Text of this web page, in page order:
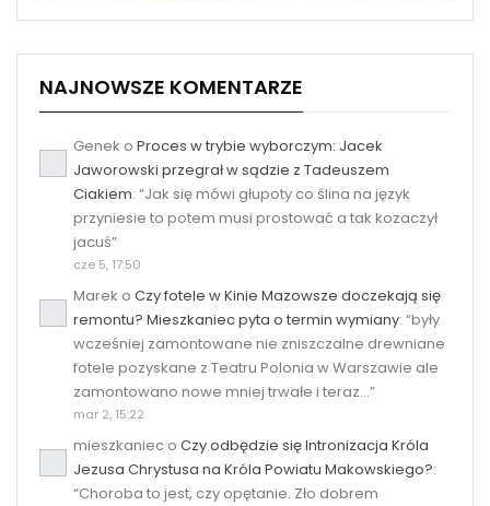
NAJNOWSZE KOMENTARZE
Genek o Proces w trybie wyborczym: Jacek
Jaworowski przegrał w sądzie z Tadeuszem
Ciakiem: “Jak się mówi głupoty co ślina na język
przyniesie to potem musi prostować a tak kozaczył
jacuś”
cze 5, 17:50
Marek o Czy fotele w Kinie Mazowsze doczekają się
remontu? Mieszkaniec pyta o termin wymiany: “były
wcześniej zamontowane nie zniszczalne drewniane
fotele pozyskane z Teatru Polonia w Warszawie ale
zamontowano nowe mniej trwałe i teraz…”
mar 2, 15:22
mieszkaniec o Czy odbędzie się Intronizacja Króla
Jezusa Chrystusa na Króla Powiatu Makowskiego?:
“Choroba to jest, czy opętanie. Zło dobrem